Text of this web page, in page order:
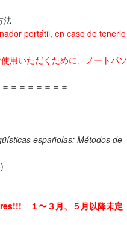
法
portátil, en caso de
用いただくために、
ノートパ
＝＝＝＝ ＝＝＝
españolas: Métodos de
)
１〜３月、５月以降未定